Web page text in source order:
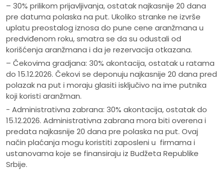
– 30% prilikom prijavljivanja, ostatak najkasnije 20 dana
pre datuma polaska na put. Ukoliko stranke ne izvrše
uplatu preostalog iznosa do pune cene aranžmana u
predviđenom roku, smatra se da su odustali od
korišćenja aranžmana i da je rezervacija otkazana.
– Čekovima gradjana: 30% akontacija, ostatak u ratama
do 15.12.2026. Čekovi se deponuju najkasnije 20 dana pred
polazak na put i moraju glasiti isključivo na ime putnika
koji koristi aranžman.
- Administrativna zabrana: 30% akontacija, ostatak do
15.12.2026. Administrativna zabrana mora biti overena i
predata najkasnije 20 dana pre polaska na put. Ovaj
način plaćanja mogu koristiti zaposleni u firmama i
ustanovama koje se finansiraju iz Budžeta Republike
Srbije.